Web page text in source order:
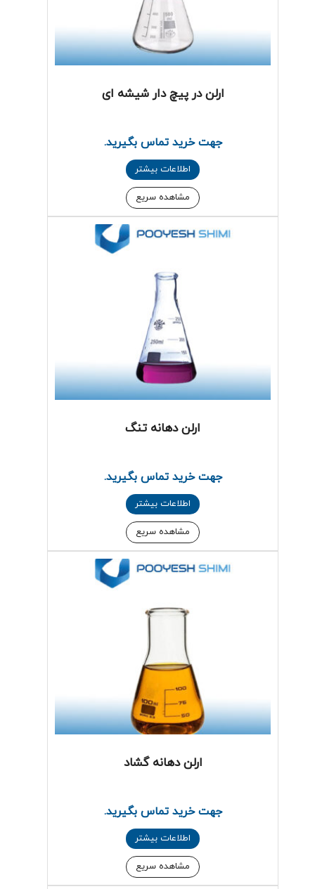
ارلن در پیچ دار شیشه ای
جهت خرید تماس بگیرید.
اطلاعات بیشتر
مشاهده سریع
ارلن دهانه تنگ
جهت خرید تماس بگیرید.
اطلاعات بیشتر
مشاهده سریع
ارلن دهانه گشاد
جهت خرید تماس بگیرید.
اطلاعات بیشتر
مشاهده سریع